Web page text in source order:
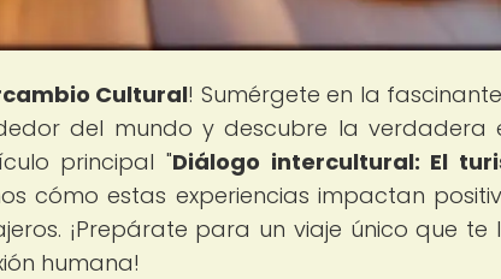
Cultural! Sumérgete en la
del mundo y descubre la verdadera
principal "Diálogo intercultural: El
cómo estas experiencias impactan
¡Prepárate para un viaje único que
humana!